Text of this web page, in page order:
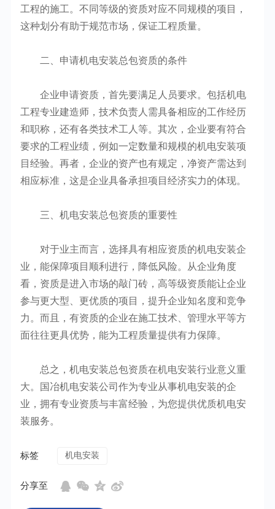
工程的施工。不同等级的资质对应不同规模的项目，
这种划分有助于规范市场，保证工程质量。
二、申请机电安装总包资质的条件
企业申请资质，首先要满足人员要求。包括机电
工程专业建造师，技术负责人需具备相应的工作经历
和职称，还有各类技术工人等。其次，企业要有符合
要求的工程业绩，例如一定数量和规模的机电安装项
目经验。再者，企业的资产也有规定，净资产需达到
相应标准，这是企业具备承担项目经济实力的体现。
三、机电安装总包资质的重要性
对于业主而言，选择具有相应资质的机电安装企
业，能保障项目顺利进行，降低风险。从企业角度
看，资质是进入市场的敲门砖，高等级资质能让企业
参与更大型、更优质的项目，提升企业知名度和竞争
力。而且，有资质的企业在施工技术、管理水平等方
面往往更具优势，能为工程质量提供有力保障。
总之，机电安装总包资质在机电安装行业意义重
大。国冶机电安装公司作为专业从事机电安装的企
业，拥有专业资质与丰富经验，为您提供优质机电安
装服务。
标签 机电安装
分享至